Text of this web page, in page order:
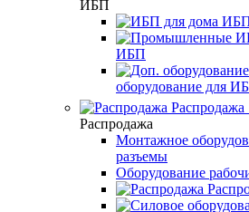
ИБП
ИБП
ИБП
оборудование для
Распродажа
Распродажа
Монтажное
разъемы
Оборудование